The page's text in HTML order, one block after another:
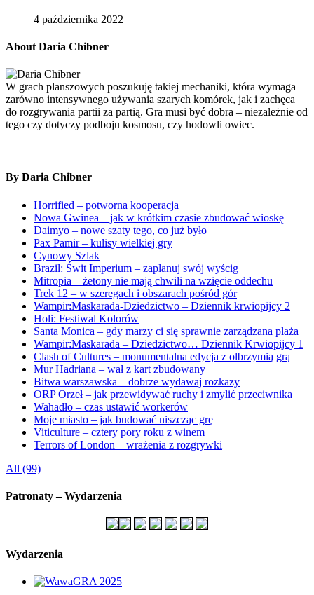
4 października 2022
About Daria Chibner
W grach planszowych poszukuję takiej mechaniki, która wymaga
zarówno intensywnego używania szarych komórek, jak i zachęca
do rozgrywania partii za partią. Gra musi być dobra – niezależnie od
tego czy dotyczy podboju kosmosu, czy hodowli owiec.
By Daria Chibner
Horrified – potworna kooperacja
Nowa Gwinea – jak w krótkim czasie zbudować wioskę
Daimyo – nowe szaty tego, co już było
Pax Pamir – kulisy wielkiej gry
Cynowy Szlak
Brazil: Świt Imperium – zaplanuj swój wyścig
Mitropia – żetony nie mają chwili na wzięcie oddechu
Trek 12 – w szeregach i obszarach pośród gór
Wampir:Maskarada-Dziedzictwo – Dziennik krwiopijcy 2
Holi: Festiwal Kolorów
Santa Monica – gdy marzy ci się sprawnie zarządzana plaża
Wampir:Maskarada – Dziedzictwo… Dziennik Krwiopijcy 1
Clash of Cultures – monumentalna edycja z olbrzymią grą
Mur Hadriana – wał z kart zbudowany
Bitwa warszawska – dobrze wydawaj rozkazy
ORP Orzeł – jak przewidywać ruchy i zmylić przeciwnika
Wahadło – czas ustawić workerów
Moje miasto – jak budować niszcząc grę
Viticulture – cztery pory roku z winem
Terrors of London – wrażenia z rozgrywki
All (99)
Patronaty – Wydarzenia
Wydarzenia